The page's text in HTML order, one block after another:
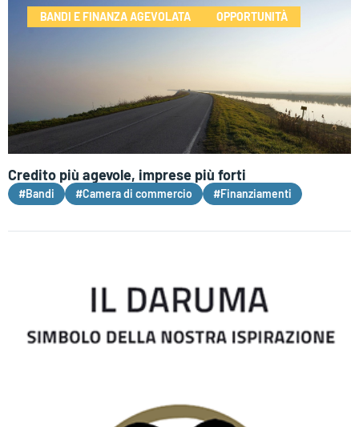
BANDI E FINANZA AGEVOLATA OPPORTUNITÀ
Credito più agevole, imprese più forti
#Bandi #Camera di commercio #Finanziamenti